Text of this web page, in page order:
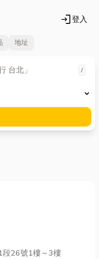
login登入
地址
/
段26號1樓～3樓